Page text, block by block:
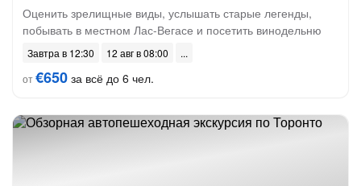
Оценить зрелищные виды, услышать старые легенды,
побывать в местном Лас-Вегасе и посетить винодельню
Завтра в 12:30
12 авг в 08:00
от€650 за всё до 6 чел.